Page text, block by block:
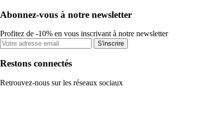
Abonnez-vous à notre newsletter
Profitez de -10% en vous inscrivant à notre newsletter
S'inscrire
Restons connectés
Retrouvez-nous sur les réseaux sociaux